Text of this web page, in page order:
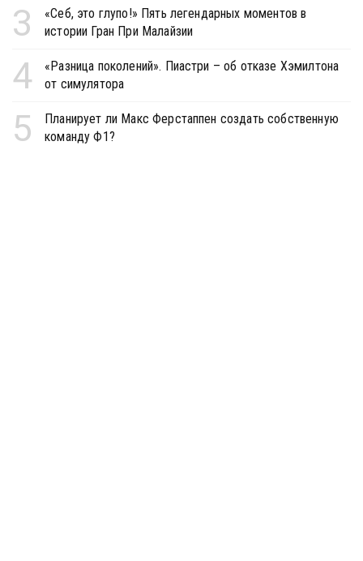
3
«Себ, это глупо!» Пять легендарных моментов в
истории Гран При Малайзии
4
«Разница поколений». Пиастри – об отказе Хэмилтона
от симулятора
5
Планирует ли Макс Ферстаппен создать собственную
команду Ф1?